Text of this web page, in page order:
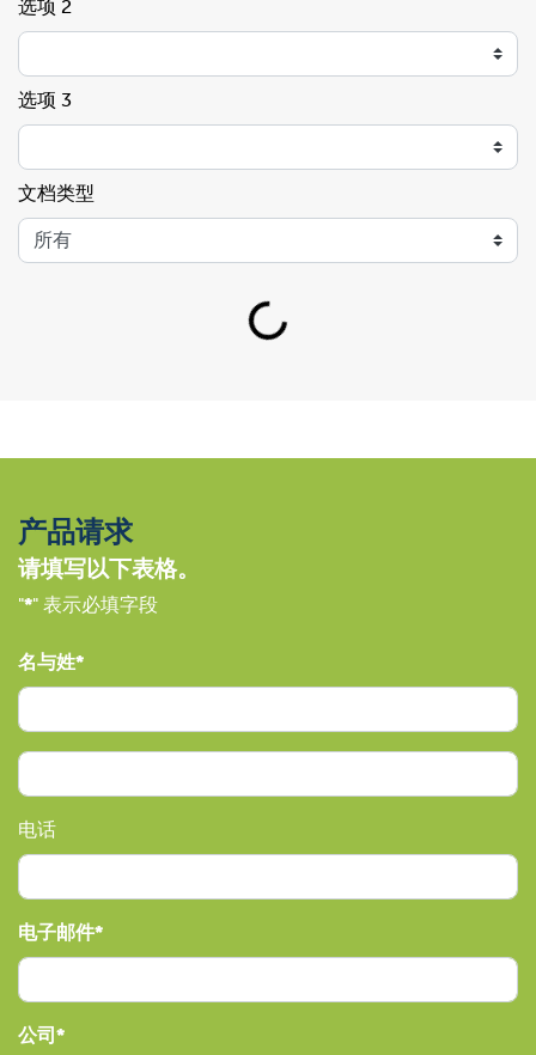
选项 2
选项 3
文档类型
Loading...
产品请求
请填写以下表格。
"*" 表示必填字段
名与姓
电话
电子邮件
公司